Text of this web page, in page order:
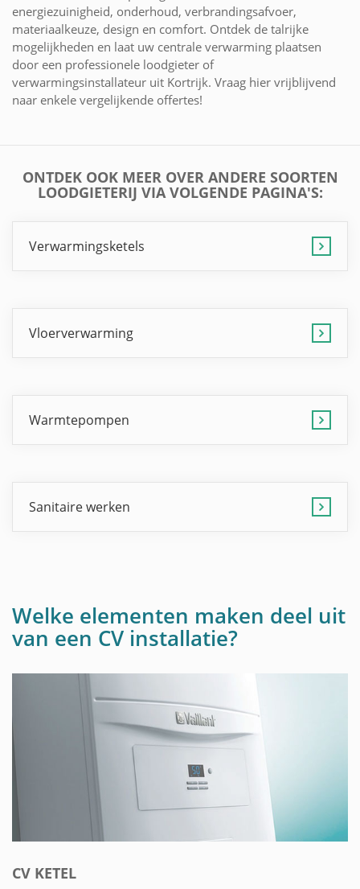
energiezuinigheid, onderhoud, verbrandingsafvoer,
materiaalkeuze, design en comfort. Ontdek de talrijke
mogelijkheden en laat uw centrale verwarming plaatsen
door een professionele loodgieter of
verwarmingsinstallateur uit Kortrijk. Vraag hier vrijblijvend
naar enkele vergelijkende offertes!
ONTDEK OOK MEER OVER ANDERE SOORTEN
LOODGIETERIJ VIA VOLGENDE PAGINA'S:
Verwarmingsketels
Vloerverwarming
Warmtepompen
Sanitaire werken
Welke elementen maken deel uit
van een CV installatie?
CV KETEL